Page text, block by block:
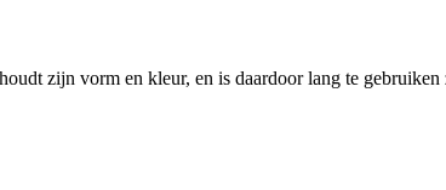
zijn vorm en kleur, en is daardoor lang te